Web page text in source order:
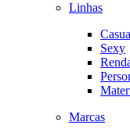
Linhas
Sexy
Marcas